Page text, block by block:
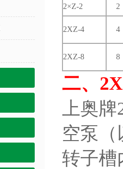
2×Z-2 2
2XZ-4 4
2XZ-8 8
二、
上奥
空泵
转子槽